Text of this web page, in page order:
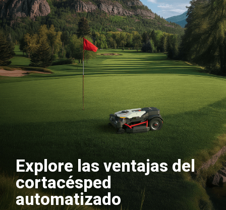
Explore las ventajas del
cortacésped
automatizado